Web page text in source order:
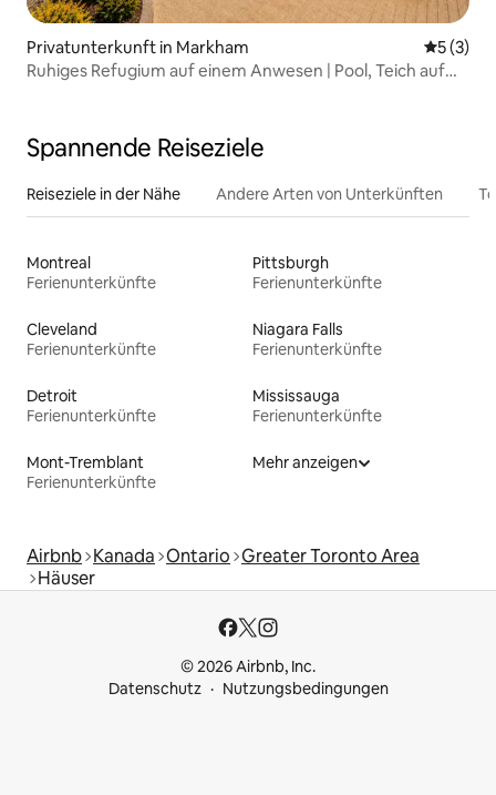
Privatunterkunft in Markham
5 (3)
Ruhiges Refugium auf einem Anwesen | Pool, Teich auf
Spannende Reiseziele
Reiseziele in der Nähe Andere Arten von Unterkünften
Montreal
Ferienunterkünfte
Pittsburgh
Ferienunterkünfte
Cleveland
Ferienunterkünfte
Niagara Falls
Ferienunterkünfte
Detroit
Ferienunterkünfte
Mississauga
Ferienunterkünfte
Mont-Tremblant
Ferienunterkünfte
Mehr anzeigen
Airbnb Kanada Ontario Greater Toronto Area
Häuser
© 2026 Airbnb, Inc.
Datenschutz
Nutzungsbedingungen